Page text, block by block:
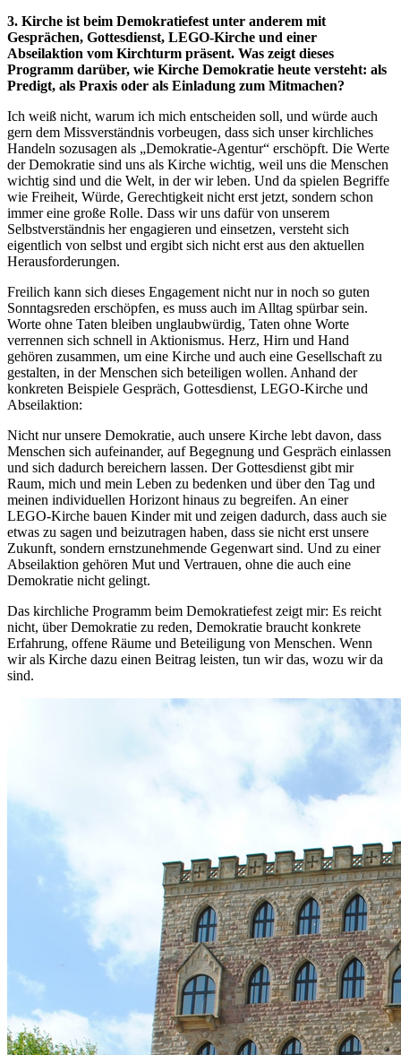
3. Kirche ist beim Demokratiefest unter anderem mit
Gesprächen, Gottesdienst, LEGO-Kirche und einer
Abseilaktion vom Kirchturm präsent. Was zeigt dieses
Programm darüber, wie Kirche Demokratie heute versteht: als
Predigt, als Praxis oder als Einladung zum Mitmachen?
Ich weiß nicht, warum ich mich entscheiden soll, und würde auch
gern dem Missverständnis vorbeugen, dass sich unser kirchliches
Handeln sozusagen als „Demokratie-Agentur“ erschöpft. Die Werte
der Demokratie sind uns als Kirche wichtig, weil uns die Menschen
wichtig sind und die Welt, in der wir leben. Und da spielen Begriffe
wie Freiheit, Würde, Gerechtigkeit nicht erst jetzt, sondern schon
immer eine große Rolle. Dass wir uns dafür von unserem
Selbstverständnis her engagieren und einsetzen, versteht sich
eigentlich von selbst und ergibt sich nicht erst aus den aktuellen
Herausforderungen.
Freilich kann sich dieses Engagement nicht nur in noch so guten
Sonntagsreden erschöpfen, es muss auch im Alltag spürbar sein.
Worte ohne Taten bleiben unglaubwürdig, Taten ohne Worte
verrennen sich schnell in Aktionismus. Herz, Hirn und Hand
gehören zusammen, um eine Kirche und auch eine Gesellschaft zu
gestalten, in der Menschen sich beteiligen wollen. Anhand der
konkreten Beispiele Gespräch, Gottesdienst, LEGO-Kirche und
Abseilaktion:
Nicht nur unsere Demokratie, auch unsere Kirche lebt davon, dass
Menschen sich aufeinander, auf Begegnung und Gespräch einlassen
und sich dadurch bereichern lassen. Der Gottesdienst gibt mir
Raum, mich und mein Leben zu bedenken und über den Tag und
meinen individuellen Horizont hinaus zu begreifen. An einer
LEGO-Kirche bauen Kinder mit und zeigen dadurch, dass auch sie
etwas zu sagen und beizutragen haben, dass sie nicht erst unsere
Zukunft, sondern ernstzunehmende Gegenwart sind. Und zu einer
Abseilaktion gehören Mut und Vertrauen, ohne die auch eine
Demokratie nicht gelingt.
Das kirchliche Programm beim Demokratiefest zeigt mir: Es reicht
nicht, über Demokratie zu reden, Demokratie braucht konkrete
Erfahrung, offene Räume und Beteiligung von Menschen. Wenn
wir als Kirche dazu einen Beitrag leisten, tun wir das, wozu wir da
sind.